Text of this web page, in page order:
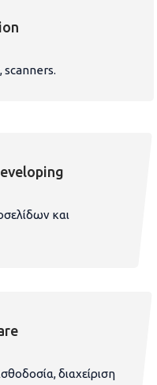
scanners.
και
διαχείριση